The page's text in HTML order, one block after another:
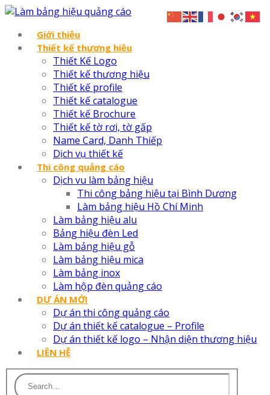
Giới thiệu
Thiết kế thương hiệu
Thiết Kế Logo
Thiết kế thương hiệu
Thiết kế profile
Thiết kế catalogue
Thiết kế Brochure
Thiết kế tờ rơi, tờ gấp
Name Card, Danh Thiếp
Dịch vụ thiết kế
Thi công quảng cáo
Dịch vu làm bảng hiệu
Thi công bảng hiệu tại Bình Dương
Làm bảng hiệu Hồ Chí Minh
Làm bảng hiệu alu
Bảng hiệu đèn Led
Làm bảng hiệu gỗ
Làm bảng hiệu mica
Làm bảng inox
Làm hộp đèn quảng cáo
DỰ ÁN MỚI
Dự án thi công quảng cáo
Dự án thiết kế catalogue – Profile
Dự án thiết kế logo – Nhận diện thương hiệu
LIÊN HỆ